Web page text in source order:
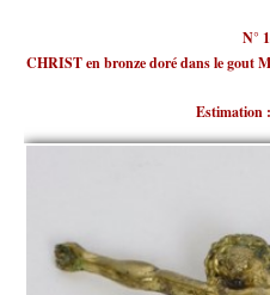
N°
CHRIST en bronze doré dans le gout
Estimation